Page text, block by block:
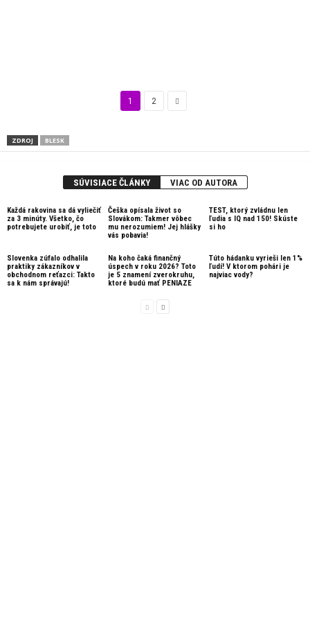
1 2
ZDROJ BLESK
SÚVISIACE ČLÁNKY VIAC OD AUTORA
Každá rakovina sa dá vyliečiť
za 3 minúty. Všetko, čo
potrebujete urobiť, je toto
Češka opísala život so
Slovákom: Takmer vôbec
mu nerozumiem! Jej hlášky
vás pobavia!
TEST, ktorý zvládnu len
ľudia s IQ nad 150! Skúste
si ho
Slovenka zúfalo odhalila
praktiky zákazníkov v
obchodnom reťazci: Takto
sa k nám správajú!
Na koho čaká finančný
úspech v roku 2026? Toto
je 5 znamení zverokruhu,
ktoré budú mať PENIAZE
Túto hádanku vyrieši len 1%
ľudí! V ktorom pohári je
najviac vody?